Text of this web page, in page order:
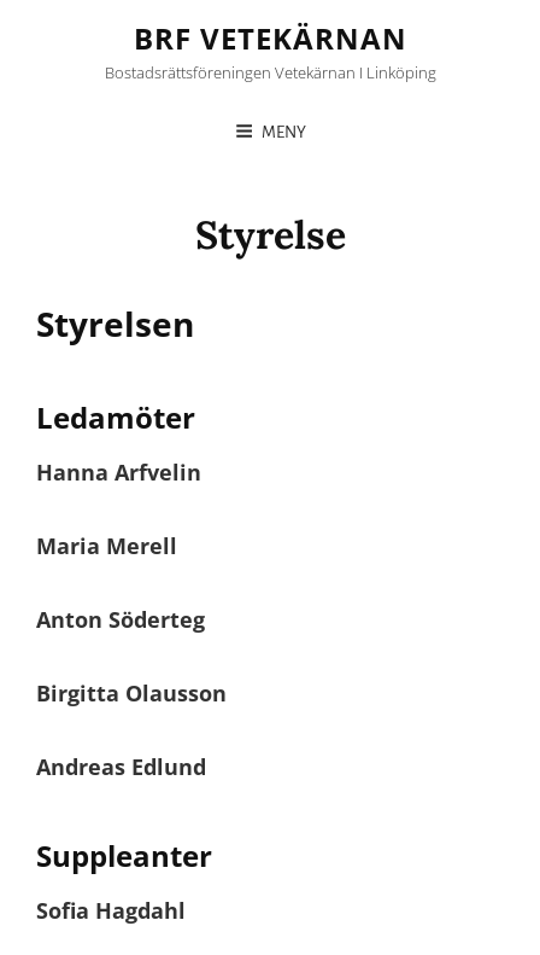
BRF VETEKÄRNAN
Bostadsrättsföreningen Vetekärnan I Linköping
MENY
Styrelse
Styrelsen
Ledamöter
Hanna Arfvelin
Maria Merell
Anton Söderteg
Birgitta Olausson
Andreas Edlund
Suppleanter
Sofia Hagdahl